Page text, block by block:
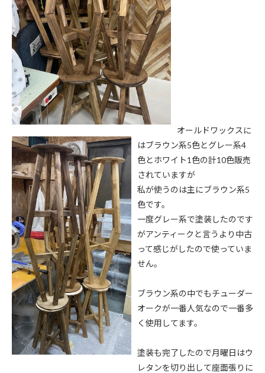
オールドワックスに
はブラウン系5色とグレー系4
色とホワイト1色の計10色販売
されていますが
私が使うのは主にブラウン系5
色です。
一度グレー系で塗装したのです
がアンティークと言うより中古
って感じがしたので使っていま
せん。
ブラウン系の中でもチューダー
オークが一番人気なので一番多
く使用してます。
塗装も完了したので月曜日はウ
レタンを切り出して座面張りに